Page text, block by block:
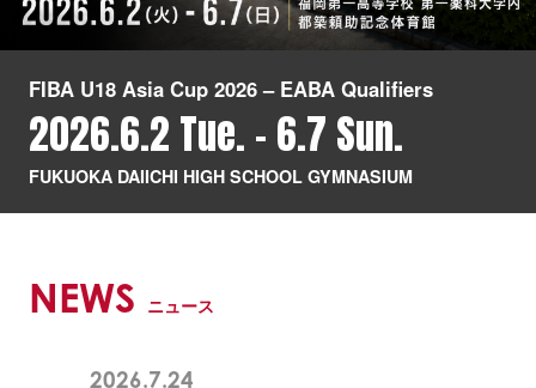
FIBA U18 Asia Cup 2026 – EABA Qualifiers
2026.6.2 Tue. - 6.7 Sun.
FUKUOKA DAIICHI HIGH SCHOOL GYMNASIUM
NEWS ニュース
2026.7.24